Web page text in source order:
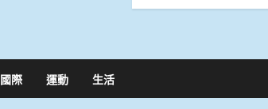
國際 運動 生活